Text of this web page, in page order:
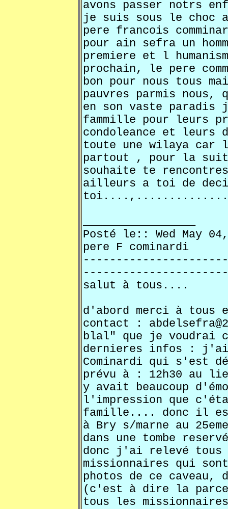
avons passer notrs
je suis sous le choc
pere francois
pour ain sefra un
premiere et l
prochain, le pere
bon pour nous tous
pauvres parmis nous,
en son vaste
fammille pour leurs
condoleance et leurs
toute une wilaya car
partout , pour la
souhaite te
ailleurs a toi de
_________________
Posté le:: Wed May
pere F cominardi
----------------------
salut à tous....
d'abord merci à tous
contact :
blal" que je voudrai
dernieres infos : j'ai
Cominardi qui s'est
prévu à : 12h30 au
y avait beaucoup
l'impression que
famille.... donc il
à Bry s/marne au
dans une tombe
donc j'ai relevé tous
missionnaires qui sont
photos de ce caveau,
(c'est à dire la
tous les